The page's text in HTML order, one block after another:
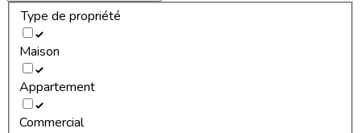
Type de propriété
Maison
Appartement
Commercial